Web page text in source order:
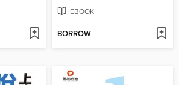
EBOOK
BORROW